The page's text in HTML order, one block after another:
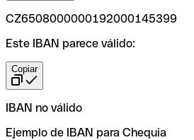
CZ6508000000192000145399
Este IBAN parece válido:
Copiar
IBAN no válido
Ejemplo de IBAN para Chequia